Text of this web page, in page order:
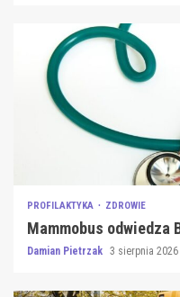
PROFILAKTYKA ZDROWIE
Mammobus odwiedza
Damian Pietrzak 3 sierpnia 2026